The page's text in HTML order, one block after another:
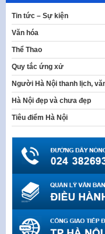
Tin tức – Sự kiện
Văn hóa
Thể Thao
Quy tắc ứng xử
Người Hà Nội thanh lịch,
Hà Nội đẹp và chưa đẹp
Tiêu điểm Hà Nội